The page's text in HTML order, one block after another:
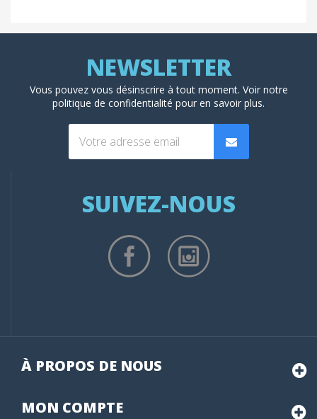
Vous pouvez vous désinscrire à tout moment. Voir notre
politique de confidentialité pour en savoir plus.
SUIVEZ-NOUS
À PROPOS DE NOUS
MON COMPTE